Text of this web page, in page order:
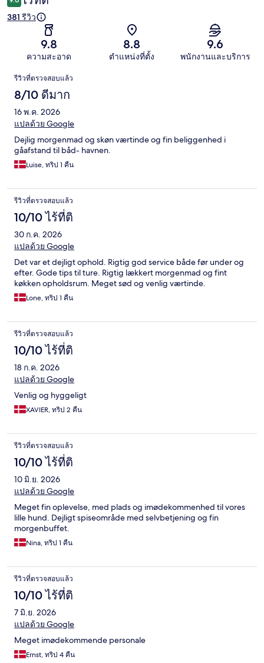
381 รีวิว
9.8
ความสะอาด
8.8
ตำแหน่งที่ตั้ง
9.6
พนักงานและบริการ
รีวิว
รีวิวที่ตรวจสอบแล้ว
8/10 ดีมาก
16 พ.ค. 2026
แปลด้วย Google
Dejlig morgenmad og skøn værtinde og fin beliggenhed i
gåafstand til båd- havnen.
Luise, ทริป 1 คืน
รีวิวที่ตรวจสอบแล้ว
10/10 ไร้ที่ติ
30 ก.ค. 2026
แปลด้วย Google
Det var et dejligt ophold. Rigtig god service både før under og
efter. Gode tips til ture. Rigtig lækkert morgenmad og fint
køkken opholdsrum. Meget sød og venlig værtinde.
Lone, ทริป 1 คืน
รีวิวที่ตรวจสอบแล้ว
10/10 ไร้ที่ติ
18 ก.ค. 2026
แปลด้วย Google
Venlig og hyggeligt
XAVIER, ทริป 2 คืน
รีวิวที่ตรวจสอบแล้ว
10/10 ไร้ที่ติ
10 มิ.ย. 2026
แปลด้วย Google
Meget fin oplevelse, med plads og imødekommenhed til vores
lille hund. Dejligt spiseområde med selvbetjening og fin
morgenbuffet.
Nina, ทริป 1 คืน
รีวิวที่ตรวจสอบแล้ว
10/10 ไร้ที่ติ
7 มิ.ย. 2026
แปลด้วย Google
Meget imødekommende personale
Ernst, ทริป 4 คืน